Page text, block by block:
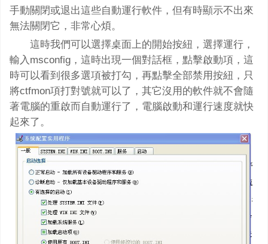
手動關閉或退出這些自動運行軟件，但有時顯示不出來
無法關閉它，非常心煩。
這時我們可以選擇桌面上的開始按紐，選擇運行，
輸入msconfig，這時出現一個對話框，點擊啟動項，這
時可以看到很多選項被打勾，再點擊全部禁用按紐，只
將ctfmon項打對號就可以了，其它沒用的軟件就不會隨
著電腦的重啟而自動運行了，電腦啟動和運行速度就快
起來了。